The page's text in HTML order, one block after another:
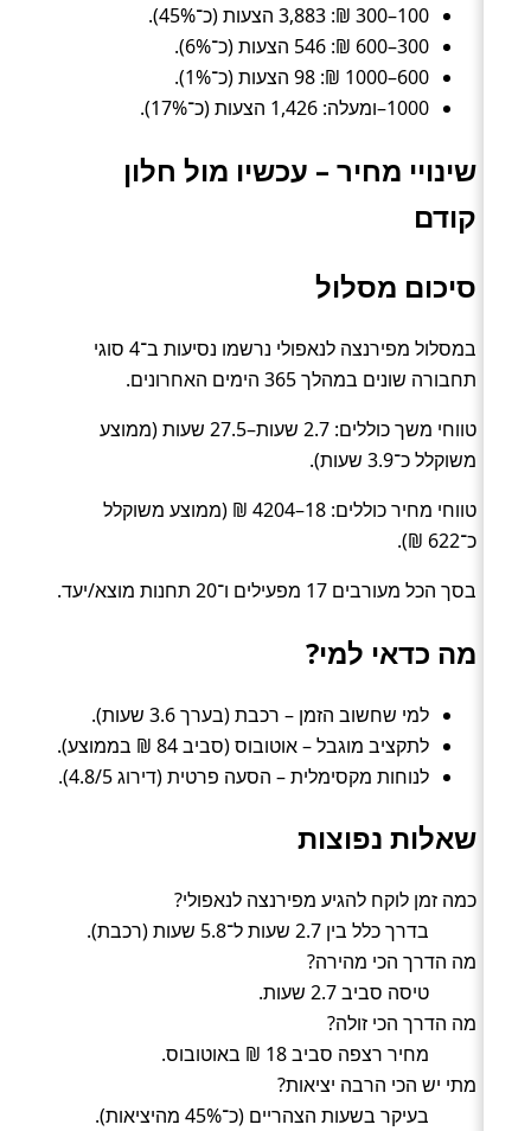
100–300 ₪: 3,883 הצעות (כ־45%).
300–600 ₪: 546 הצעות (כ־6%).
600–1000 ₪: 98 הצעות (כ־1%).
1000–ומעלה: 1,426 הצעות (כ־17%).
שינויי מחיר – עכשיו מול חלון
קודם
סיכום מסלול
במסלול מפירנצה לנאפולי נרשמו נסיעות ב־4 סוגי
תחבורה שונים במהלך 365 הימים האחרונים.
טווחי משך כוללים: 2.7 שעות–27.5 שעות (ממוצע
משוקלל כ־3.9 שעות).
טווחי מחיר כוללים: 18–4204 ₪ (ממוצע משוקלל
כ־622 ₪).
בסך הכל מעורבים 17 מפעילים ו־20 תחנות מוצא/יעד.
מה כדאי למי?
למי שחשוב הזמן – רכבת (בערך 3.6 שעות).
לתקציב מוגבל – אוטובוס (סביב 84 ₪ בממוצע).
לנוחות מקסימלית – הסעה פרטית (דירוג 4.8/5).
שאלות נפוצות
כמה זמן לוקח להגיע מפירנצה לנאפולי?
בדרך כלל בין 2.7 שעות ל־5.8 שעות (רכבת).
מה הדרך הכי מהירה?
טיסה סביב 2.7 שעות.
מה הדרך הכי זולה?
מחיר רצפה סביב 18 ₪ באוטובוס.
מתי יש הכי הרבה יציאות?
בעיקר בשעות הצהריים (כ־45% מהיציאות).